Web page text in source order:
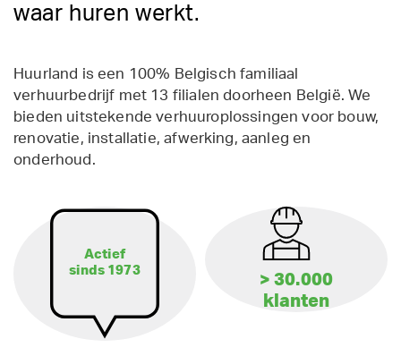
waar huren werkt.
Huurland is een 100% Belgisch familiaal
verhuurbedrijf met 13 filialen doorheen België. We
bieden uitstekende verhuuroplossingen voor bouw,
renovatie, installatie, afwerking, aanleg en
onderhoud.
Actief
sinds 1973
> 30.000
klanten